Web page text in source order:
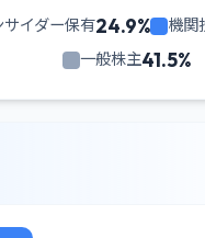
イダー保有24.9% 機関
一般株主41.5%